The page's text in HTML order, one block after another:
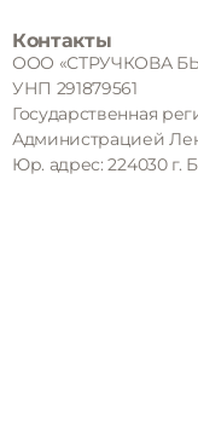
Контакты
ООО «СТРУЧКОВА
УНП 291879561
Государственная
Администрацией
Юр. адрес: 224030 г.